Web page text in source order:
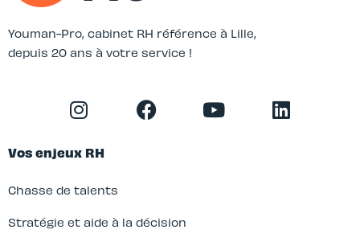
Youman-Pro, cabinet RH référence à Lille,
depuis 20 ans à votre service !
Vos enjeux RH
Chasse de talents
Stratégie et aide à la décision